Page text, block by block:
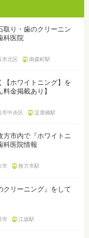
医者・病院 おでかけ
取り・歯のクリーニン
科医院
市北区 南森町駅
【ホワイトニング】を
金掲載あり】
市中央区 淀屋橋駅
方市内で『ホワイトニ
科医院情報
市 枚方市駅
クリーニング』をして
市 江坂駅